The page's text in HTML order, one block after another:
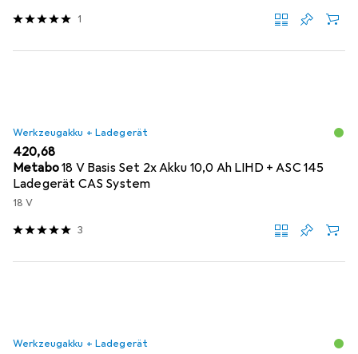
1
Werkzeugakku + Ladegerät
EUR
420,68
Metabo18 V Basis Set 2x Akku 10,0 Ah LIHD + ASC 145
Ladegerät CAS System
18 V
3
Werkzeugakku + Ladegerät